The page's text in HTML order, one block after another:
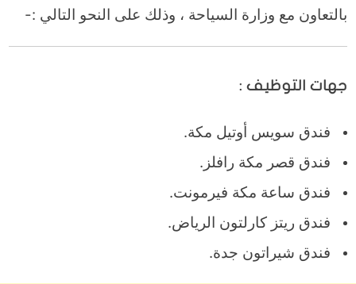
بالتعاون مع وزارة السياحة ، وذلك على النحو التالي :-
جهات التوظيف :
فندق سويس أوتيل مكة.
فندق قصر مكة رافلز.
فندق ساعة مكة فيرمونت.
فندق ريتز كارلتون الرياض.
فندق شيراتون جدة.